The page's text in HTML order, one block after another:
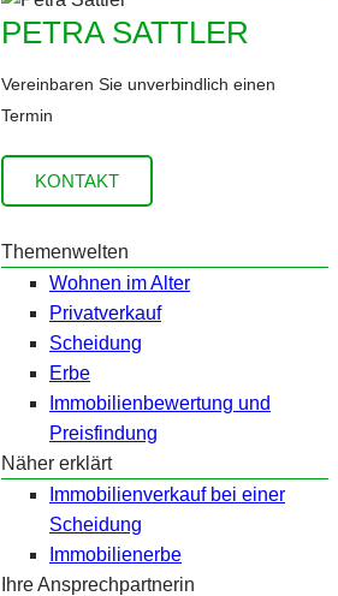
PETRA SATTLER
Vereinbaren Sie unverbindlich einen
Termin
KONTAKT
Themenwelten
Wohnen im Alter
Privatverkauf
Scheidung
Erbe
Immobilienbewertung und
Preisfindung
Näher erklärt
Immobilienverkauf bei einer
Scheidung
Immobilienerbe
Ihre Ansprechpartnerin